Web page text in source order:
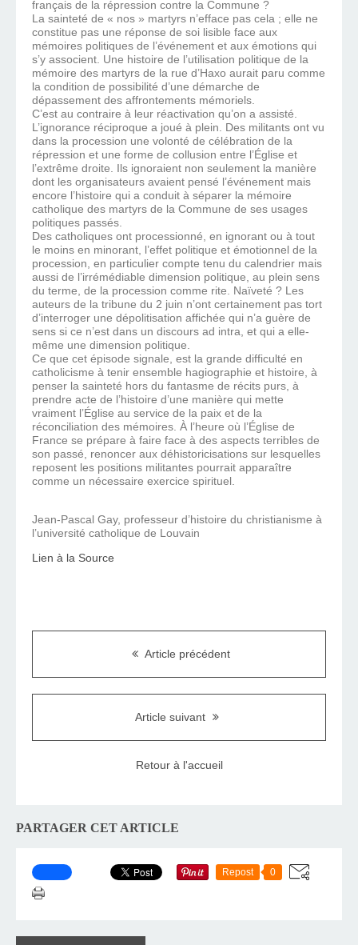
français de la répression contre la Commune ?
La sainteté de « nos » martyrs n’efface pas cela ; elle ne
constitue pas une réponse de soi lisible face aux
mémoires politiques de l’événement et aux émotions qui
s’y associent. Une histoire de l’utilisation politique de la
mémoire des martyrs de la rue d’Haxo aurait paru comme
la condition de possibilité d’une démarche de
dépassement des affrontements mémoriels.
C’est au contraire à leur réactivation qu’on a assisté.
L’ignorance réciproque a joué à plein. Des militants ont vu
dans la procession une volonté de célébration de la
répression et une forme de collusion entre l’Église et
l’extrême droite. Ils ignoraient non seulement la manière
dont les organisateurs avaient pensé l’événement mais
encore l’histoire qui a conduit à séparer la mémoire
catholique des martyrs de la Commune de ses usages
politiques passés.
Des catholiques ont processionné, en ignorant ou à tout
le moins en minorant, l’effet politique et émotionnel de la
procession, en particulier compte tenu du calendrier mais
aussi de l’irrémédiable dimension politique, au plein sens
du terme, de la procession comme rite. Naïveté ? Les
auteurs de la tribune du 2 juin n’ont certainement pas tort
d’interroger une dépolitisation affichée qui n’a guère de
sens si ce n’est dans un discours ad intra, et qui a elle-
même une dimension politique.
Ce que cet épisode signale, est la grande difficulté en
catholicisme à tenir ensemble hagiographie et histoire, à
penser la sainteté hors du fantasme de récits purs, à
prendre acte de l’histoire d’une manière qui mette
vraiment l’Église au service de la paix et de la
réconciliation des mémoires. À l’heure où l’Église de
France se prépare à faire face à des aspects terribles de
son passé, renoncer aux déhistoricisations sur lesquelles
reposent les positions militantes pourrait apparaître
comme un nécessaire exercice spirituel.
Jean-Pascal Gay, professeur d’histoire du christianisme à
l’université catholique de Louvain
Lien à la Source
Article précédent
Article suivant
Retour à l'accueil
PARTAGER CET ARTICLE
Repost 0